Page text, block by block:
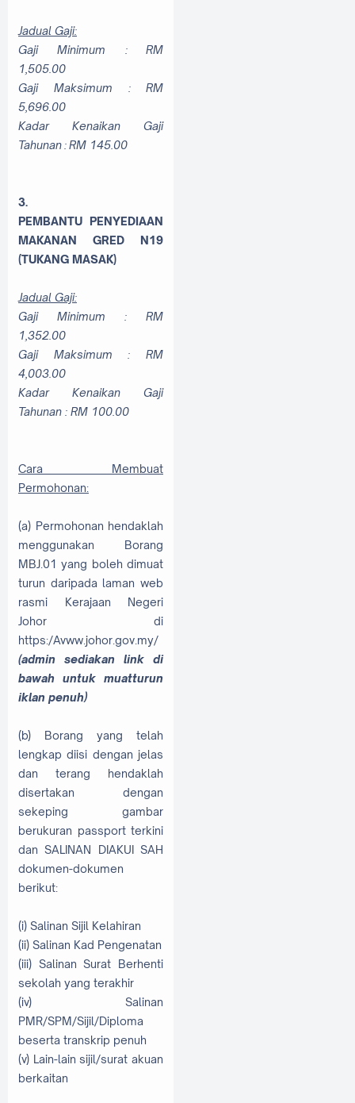
Jadual Gaji:
Gaji Minimum : RM
1,505.00
Gaji Maksimum : RM
5,696.00
Kadar Kenaikan Gaji
Tahunan : RM 145.00
3.
PEMBANTU PENYEDIAAN
MAKANAN GRED N19
(TUKANG MASAK)
Jadual Gaji:
Gaji Minimum : RM
1,352.00
Gaji Maksimum : RM
4,003.00
Kadar Kenaikan Gaji
Tahunan : RM 100.00
Cara Membuat
Permohonan:
(a) Permohonan hendaklah
menggunakan Borang
MBJ.01 yang boleh dimuat
turun daripada laman web
rasmi Kerajaan Negeri
Johor di
https:/Avww.johor.gov.my/
(admin sediakan link di
bawah untuk muatturun
iklan penuh)
(b) Borang yang telah
lengkap diisi dengan jelas
dan terang hendaklah
disertakan dengan
sekeping gambar
berukuran passport terkini
dan SALINAN DIAKUI SAH
dokumen-dokumen
berikut:
(i) Salinan Sijil Kelahiran
(ii) Salinan Kad Pengenatan
(iii) Salinan Surat Berhenti
sekolah yang terakhir
(iv) Salinan
PMR/SPM/Sijil/Diploma
beserta transkrip penuh
(v) Lain-lain sijil/surat akuan
berkaitan